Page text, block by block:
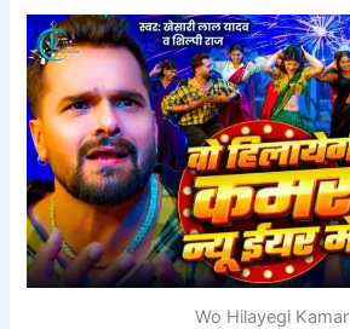
Wo Hilayegi Kamar